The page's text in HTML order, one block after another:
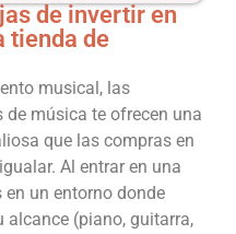
de invertir en
tienda de
musical, las
música te ofrecen una
que las compras en
Al entrar en una
un entorno donde
(piano, guitarra,